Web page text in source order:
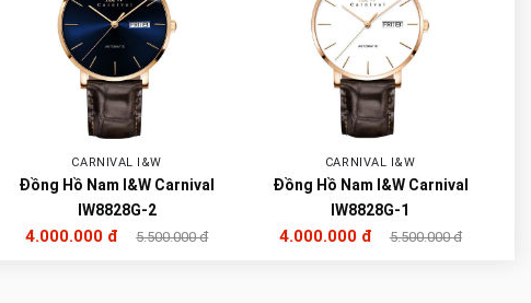
CARNIVAL I&W
Đồng Hồ Nam I&W Carnival
IW8828G-2
4.000.000 đ 5.500.000 đ
CARNIVAL I&W
Đồng Hồ Nam I&W Carnival
IW8828G-1
4.000.000 đ 5.500.000 đ